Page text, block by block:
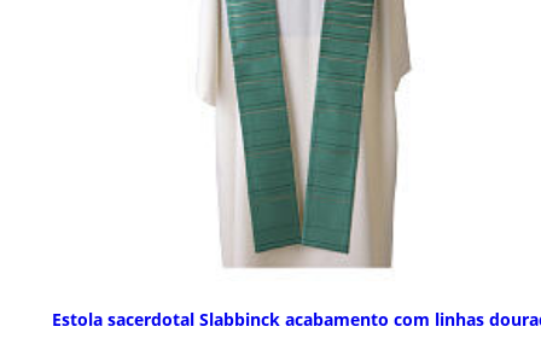
Estola sacerdotal Slabbinck acabamento com linhas